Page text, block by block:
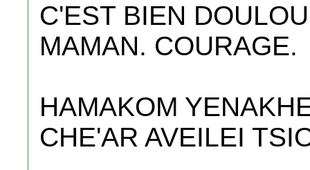
C'EST BIEN
MAMAN. COURAGE.
HAMAKOM
CHE'AR AVEILEI